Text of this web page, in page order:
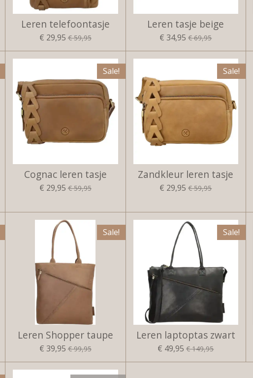
Leren telefoontasje
€ 29,95 € 59,95
Leren tasje beige
€ 34,95 € 69,95
Sale!
Cognac leren tasje
€ 29,95 € 59,95
Sale!
Zandkleur leren tasje
€ 29,95 € 59,95
Sale!
Leren Shopper taupe
€ 39,95 € 99,95
Sale!
Leren laptoptas zwart
€ 49,95 € 149,95